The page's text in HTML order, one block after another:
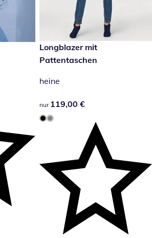
119,00 €
Longblazer mit
Pattentaschen
heine
119,00 €
nur 119,00 €